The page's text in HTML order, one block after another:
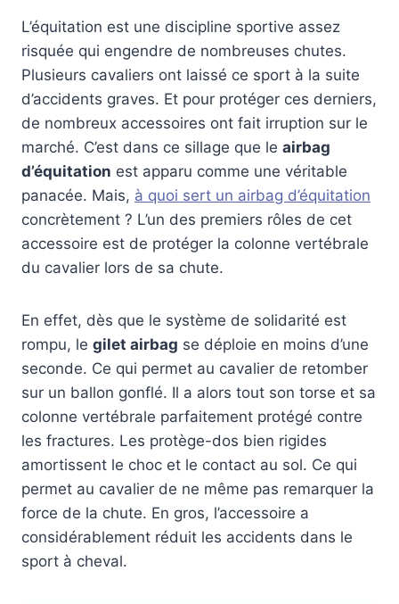
L’équitation est une discipline sportive assez
risquée qui engendre de nombreuses chutes.
Plusieurs cavaliers ont laissé ce sport à la suite
d’accidents graves. Et pour protéger ces derniers,
de nombreux accessoires ont fait irruption sur le
marché. C’est dans ce sillage que le airbag
d’équitation est apparu comme une véritable
panacée. Mais, à quoi sert un airbag d’équitation
concrètement ? L’un des premiers rôles de cet
accessoire est de protéger la colonne vertébrale
du cavalier lors de sa chute.
En effet, dès que le système de solidarité est
rompu, le gilet airbag se déploie en moins d’une
seconde. Ce qui permet au cavalier de retomber
sur un ballon gonflé. Il a alors tout son torse et sa
colonne vertébrale parfaitement protégé contre
les fractures. Les protège-dos bien rigides
amortissent le choc et le contact au sol. Ce qui
permet au cavalier de ne même pas remarquer la
force de la chute. En gros, l’accessoire a
considérablement réduit les accidents dans le
sport à cheval.